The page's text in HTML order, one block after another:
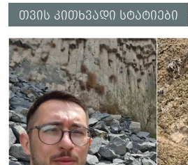
თვის კითხვადი სტატიები